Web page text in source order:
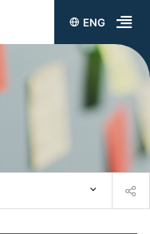
ENG
전
메
뉴
기